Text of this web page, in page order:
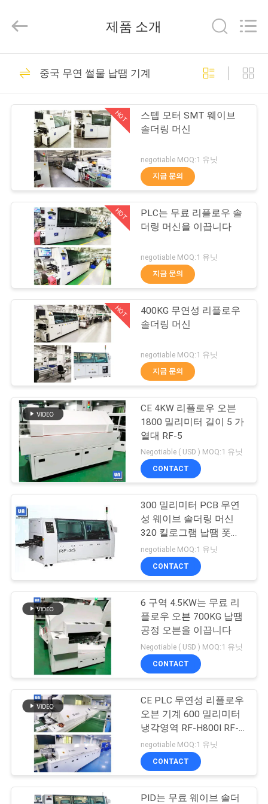
제
리
여
여
관
리
락
용
supplier.
Copyright
AUTOMATION
Reserved.
SMT는 솔더링 머신
을 역류합니다
26
무연 썰물 납땜 기계
25
파 납땜 기계
SMT 썰물 오븐
57
땜납 페이스트 프린
터
13
PCB 레이저 마킹 머
신
15
제품 소개
중국 무연 썰물 납땜 기계
HOT
스텝 모터 SMT 웨이브
솔더링 머신
negotiable MOQ:1 유닛
지금 문의
HOT
PLC는 무료 리플로우 솔
더링 머신을 이끕니다
negotiable MOQ:1 유닛
지금 문의
HOT
400KG 무연성 리플로우
솔더링 머신
negotiable MOQ:1 유닛
지금 문의
CE 4KW 리플로우 오븐
1800 밀리미터 길이 5 가
열대 RF-5
Negotiable ( USD ) MOQ:1 유닛
CONTACT
300 밀리미터 PCB 무연
성 웨이브 솔더링 머신
320 킬로그램 납땜 폿
RF-3S
negotiable MOQ:1 유닛
CONTACT
6 구역 4.5KW는 무료 리
플로우 오븐 700KG 납땜
공정 오븐을 이끕니다
Negotiable ( USD ) MOQ:1 유닛
CONTACT
CE PLC 무연성 리플로우
오븐 기계 600 밀리미터
냉각영역 RF-H800I RF-
H1010I
negotiable MOQ:1 유닛
CONTACT
PID는 무료 웨이브 솔더